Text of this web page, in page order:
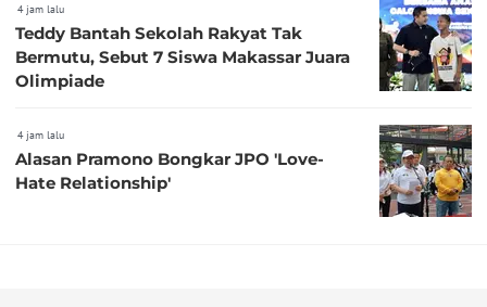
4 jam lalu
Teddy Bantah Sekolah Rakyat Tak
Bermutu, Sebut 7 Siswa Makassar Juara
Olimpiade
4 jam lalu
Alasan Pramono Bongkar JPO 'Love-
Hate Relationship'